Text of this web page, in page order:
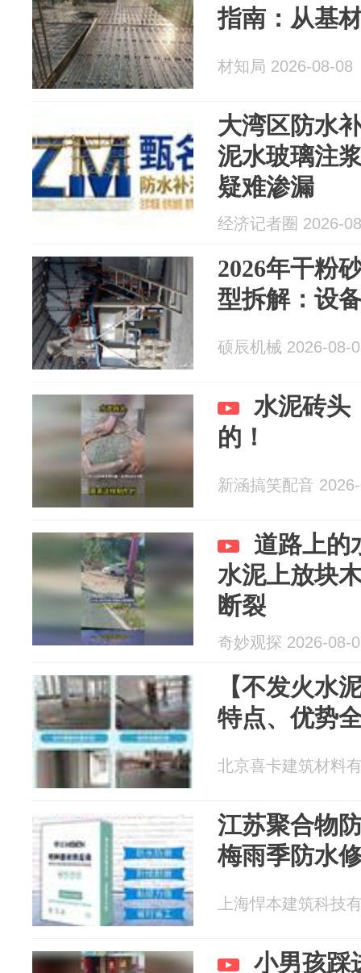
指南：从基
材知局 2026-08-08
大湾区防水
泥水玻璃注
疑难渗漏
经济记者圈 2026-
2026年干粉
型拆解：设
硕辰机械 2026-08-
水泥砖头
的！
新涵搞笑配音
道路上的
水泥上放块
断裂
奇妙观探 2026-08-
【不发火水
特点、优势
北京喜卡建筑材料
江苏聚合物
梅雨季防水
上海悍本建筑科技
小男孩踩